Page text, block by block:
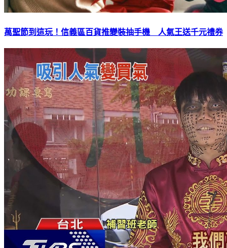
萬聖節到這玩！信義區百貨推變裝抽手機 人氣王送千元禮券